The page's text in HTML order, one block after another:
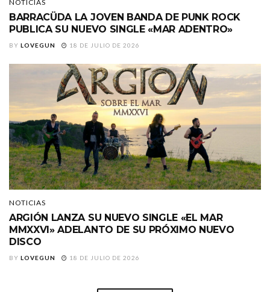
NOTICIAS
BARRACÜDA LA JOVEN BANDA DE PUNK ROCK
PUBLICA SU NUEVO SINGLE «MAR ADENTRO»
BY LOVEGUN 18 DE JULIO DE 2026
NOTICIAS
ARGIÓN LANZA SU NUEVO SINGLE «EL MAR
MMXXVI» ADELANTO DE SU PRÓXIMO NUEVO
DISCO
BY LOVEGUN 18 DE JULIO DE 2026